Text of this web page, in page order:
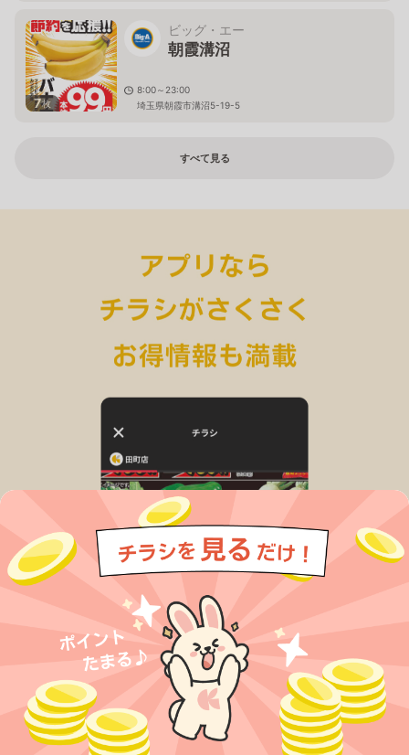
7枚
ビッグ・エー
朝霞溝沼
8:00～23:00
埼玉県朝霞市溝沼5-19-5
すべて見る